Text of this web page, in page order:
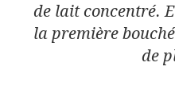
de lait concentré.
la première
de